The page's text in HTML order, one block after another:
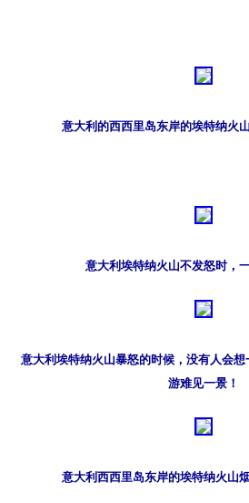
意大利的西西里岛东岸的埃特纳火
意大利埃特纳火山不发怒时，
意大利埃特纳火山暴怒的时候，没有人会
游难见一景！
意大利西西里岛东岸的埃特纳火山